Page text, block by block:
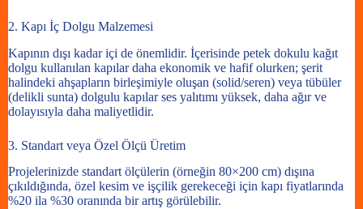
2. Kapı İç Dolgu Malzemesi
Kapının dışı kadar içi de önemlidir. İçerisinde petek dokulu kağıt
dolgu kullanılan kapılar daha ekonomik ve hafif olurken; şerit
halindeki ahşapların birleşimiyle oluşan (solid/seren) veya tübüler
(delikli sunta) dolgulu kapılar ses yalıtımı yüksek, daha ağır ve
dolayısıyla daha maliyetlidir.
3. Standart veya Özel Ölçü Üretim
Projelerinizde standart ölçülerin (örneğin 80×200 cm) dışına
çıkıldığında, özel kesim ve işçilik gerekeceği için kapı fiyatlarında
%20 ila %30 oranında bir artış görülebilir.